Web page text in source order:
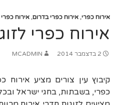
אירוח כפרי,אירוח כפרי בדרום,אירוח
אירוח כפרי
2 בדצמבר 2014 MCADMIN
קיבוץ עין צורים מציע אירוח
כפרי, בשבתות, בחגי ישראל